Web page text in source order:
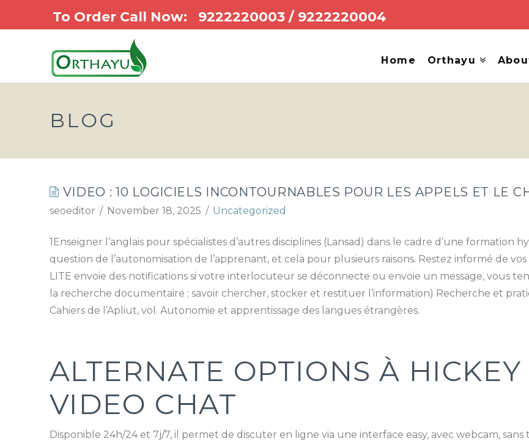
To Order Call Now: 9222220003/ 9222220004
Home Orthayu
BLOG
VIDEO : 10 LOGICIELS INCONTOURNABLES POUR LES APPELS ET LE
seoeditor November 18, 2025 Uncategorized
1Enseigner l’anglais pour spécialistes d’autres disciplines (Lansad) dans le cadre d’une formation
question de l’autonomisation de l’apprenant, et cela pour plusieurs raisons. Restez informé de
LITE envoie des notifications si votre interlocuteur se déconnecte ou envoie un message, vous
la recherche documentaire ; savoir chercher, stocker et restituer l’information) Recherche et
Cahiers de l’Apliut, vol. Autonomie et apprentissage des langues étrangères.
ALTERNATE OPTIONS À
VIDEO CHAT
Disponible 24h/24 et 7j/7, il permet de discuter en ligne via une interface easy, avec webcam,